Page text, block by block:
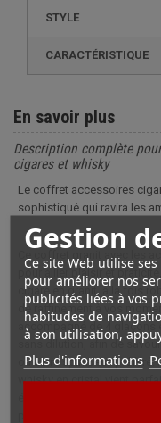
Gestion
Ce site Web utilise
pour améliorer nos
publicités liées à vos
habitudes de
à son utilisation,
Plus d'informations
STYLE
CARACTÉRISTIQUE
En savoir plus
Description complète
cigares et whisky
Le coffret accessoires
sophistiqué qui ravira les
Ce coffret granit avec les
pour allier plaisir et
cigare en granit, à la fois
de raffinement à vos
accompagné de 4
sans dilution, afin de
ou autre spiritueux préféré.
whisky en cristal vient
élégant et fonctionnel
précis est inclus pour